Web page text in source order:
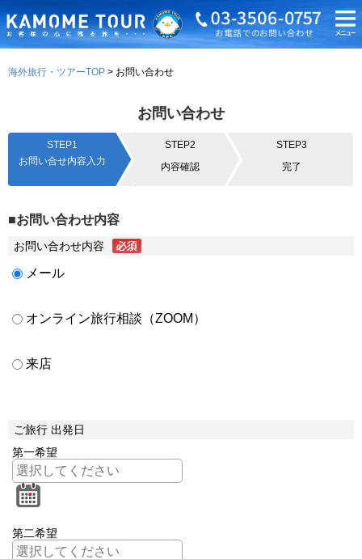
海外旅行・ツアーTOP お問い合わせ
お問い合わせ
STEP1
お問い合せ内容入力
STEP2
内容確認
STEP3
完了
■お問い合わせ内容
お問い合わせ内容
メール
オンライン旅行相談（ZOOM）
来店
ご旅行 出発日
第一希望
第二希望